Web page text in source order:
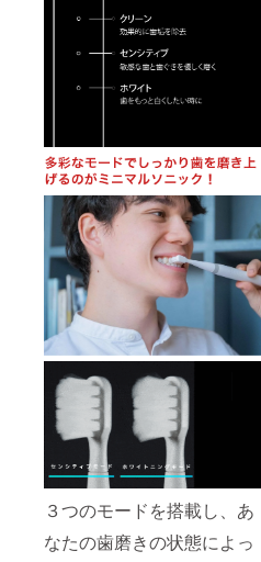
３つのモードを搭載し、あ
なたの歯磨きの状態によっ